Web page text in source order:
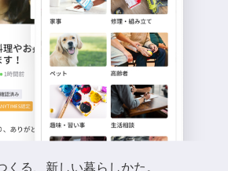
くる、新しい暮らしかた。